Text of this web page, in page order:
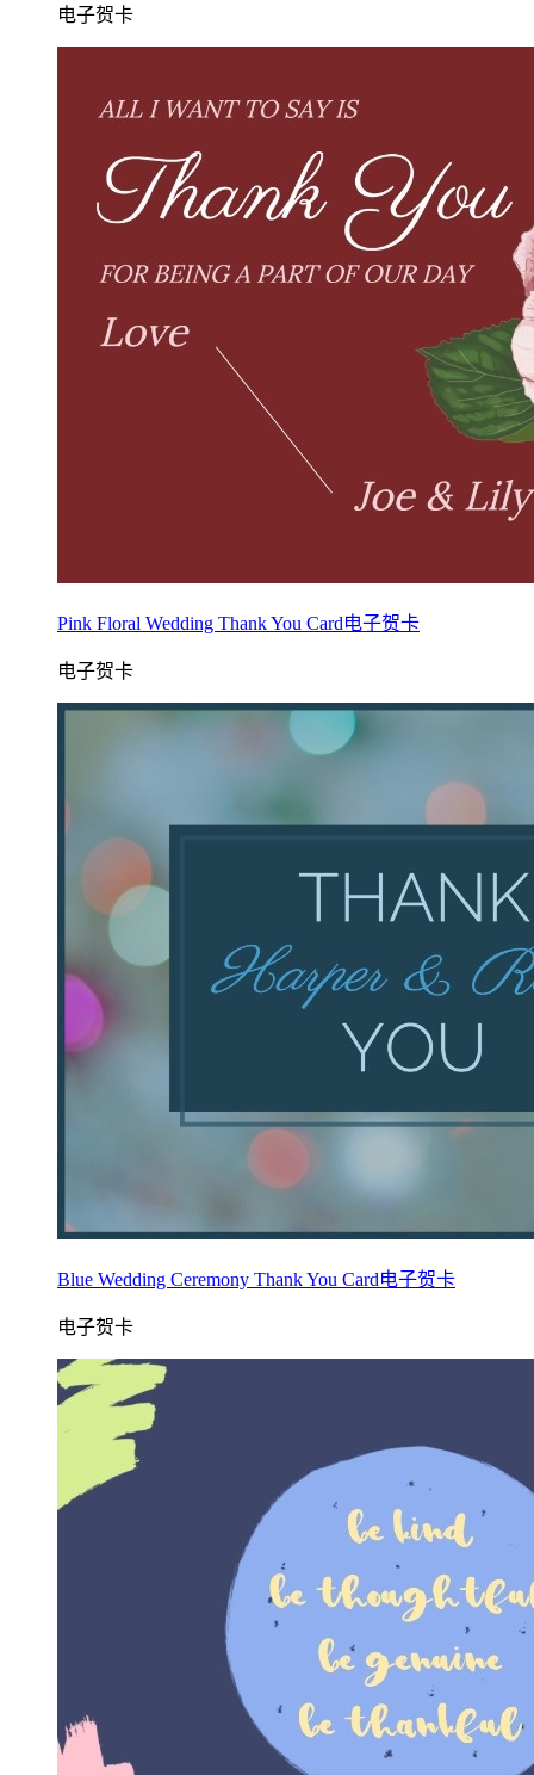
电子贺卡
Pink Floral Wedding Thank You Card电子贺卡
电子贺卡
Blue Wedding Ceremony Thank You Card电子贺卡
电子贺卡